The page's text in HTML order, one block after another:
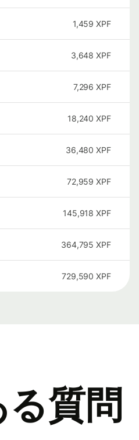
1,459 XPF
3,648 XPF
7,296 XPF
18,240 XPF
36,480 XPF
72,959 XPF
145,918 XPF
364,795 XPF
729,590 XPF
質問